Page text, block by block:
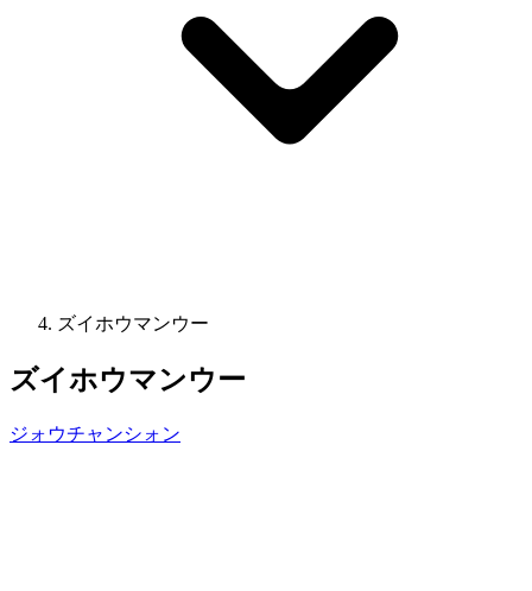
ズイホウマンウー
ズイホウマンウー
ジォウチャンシォン